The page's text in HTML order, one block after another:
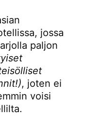
jossa
paljon
, joten ei
voisi